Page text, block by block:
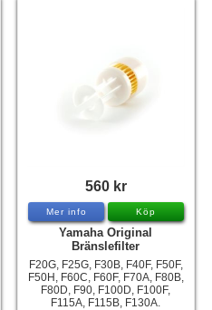
560 kr
Mer info Köp
Yamaha Original
Bränslefilter
F20G, F25G, F30B, F40F, F50F,
F50H, F60C, F60F, F70A, F80B,
F80D, F90, F100D, F100F,
F115A, F115B, F130A.